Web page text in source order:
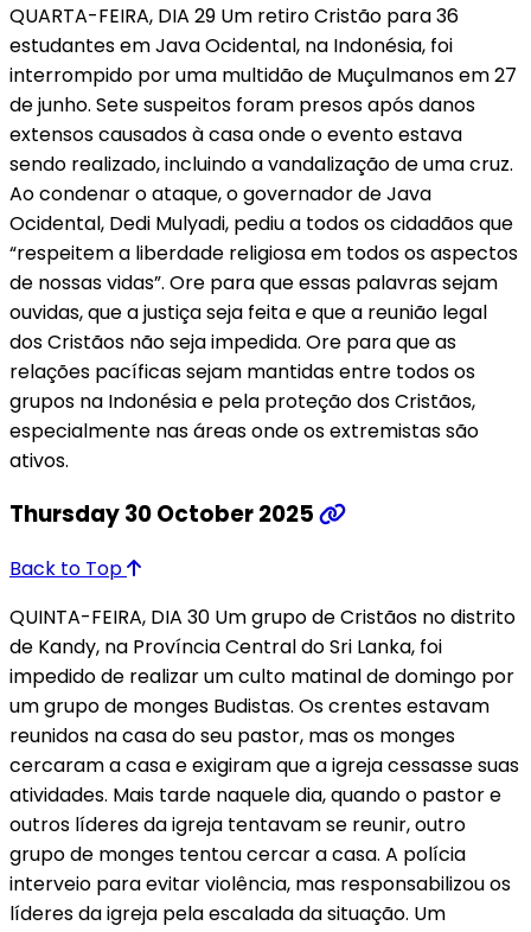
QUARTA-FEIRA, DIA 29 Um retiro Cristão para 36
estudantes em Java Ocidental, na Indonésia, foi
interrompido por uma multidão de Muçulmanos em 27
de junho. Sete suspeitos foram presos após danos
extensos causados à casa onde o evento estava
sendo realizado, incluindo a vandalização de uma cruz.
Ao condenar o ataque, o governador de Java
Ocidental, Dedi Mulyadi, pediu a todos os cidadãos que
“respeitem a liberdade religiosa em todos os aspectos
de nossas vidas”. Ore para que essas palavras sejam
ouvidas, que a justiça seja feita e que a reunião legal
dos Cristãos não seja impedida. Ore para que as
relações pacíficas sejam mantidas entre todos os
grupos na Indonésia e pela proteção dos Cristãos,
especialmente nas áreas onde os extremistas são
ativos.
Thursday 30 October 2025
Back to Top
QUINTA-FEIRA, DIA 30 Um grupo de Cristãos no distrito
de Kandy, na Província Central do Sri Lanka, foi
impedido de realizar um culto matinal de domingo por
um grupo de monges Budistas. Os crentes estavam
reunidos na casa do seu pastor, mas os monges
cercaram a casa e exigiram que a igreja cessasse suas
atividades. Mais tarde naquele dia, quando o pastor e
outros líderes da igreja tentavam se reunir, outro
grupo de monges tentou cercar a casa. A polícia
interveio para evitar violência, mas responsabilizou os
líderes da igreja pela escalada da situação. Um